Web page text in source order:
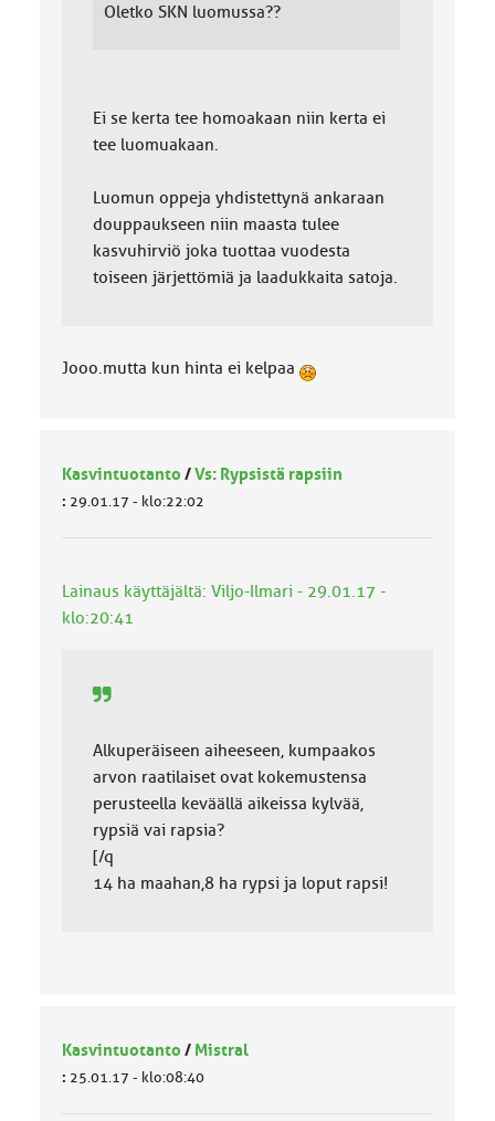
Oletko SKN luomussa??
Ei se kerta tee homoakaan niin kerta ei
tee luomuakaan.
Luomun oppeja yhdistettynä ankaraan
douppaukseen niin maasta tulee
kasvuhirviö joka tuottaa vuodesta
toiseen järjettömiä ja laadukkaita satoja.
Jooo.mutta kun hinta ei kelpaa
Kasvintuotanto /Vs: Rypsistä rapsiin
: 29.01.17 - klo:22:02
Lainaus käyttäjältä: Viljo-Ilmari - 29.01.17 -
klo:20:41
Alkuperäiseen aiheeseen, kumpaakos
arvon raatilaiset ovat kokemustensa
perusteella keväällä aikeissa kylvää,
rypsiä vai rapsia?
[/q
14 ha maahan,8 ha rypsi ja loput rapsi!
Kasvintuotanto / Mistral
: 25.01.17 - klo:08:40